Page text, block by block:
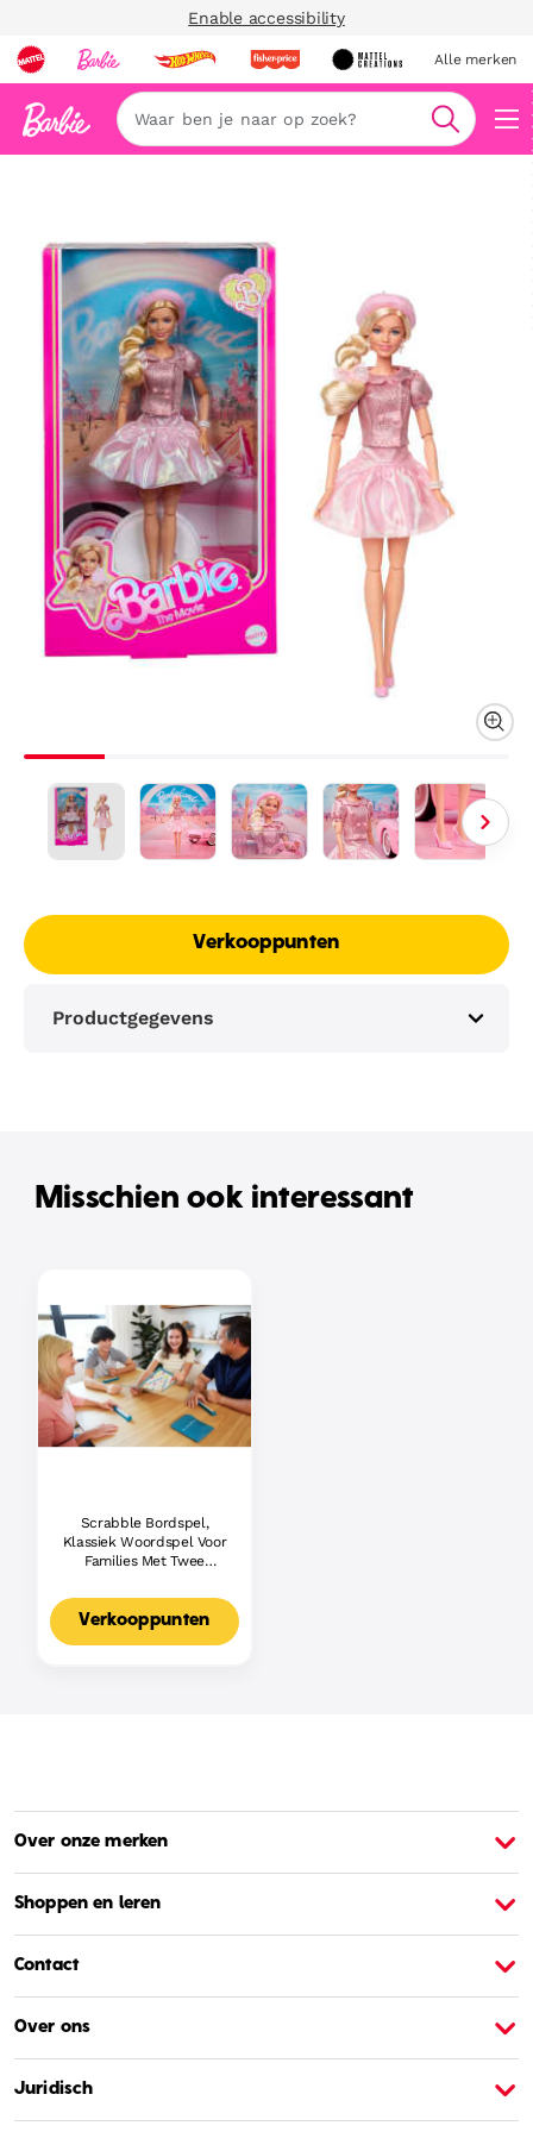
Enable accessibility
Alle merken
Zoeken
Verkooppunten
Productgegevens
Misschien ook interessant
Scrabble Bordspel,
Klassiek Woordspel Voor
Families Met Twee
Voor 2-4 Spelers,
Nederlandse Editie
Verkooppunten
Over onze merken
Shoppen en leren
Contact
Over ons
Juridisch